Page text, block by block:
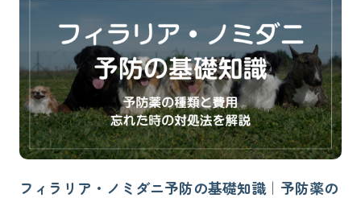
フィラリア・ノミダニ予防の基礎知識｜予防薬の